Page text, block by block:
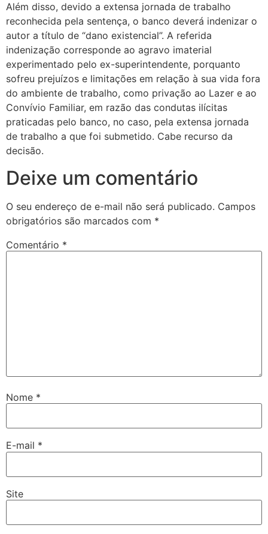
Além disso, devido a extensa jornada de trabalho
reconhecida pela sentença, o banco deverá indenizar o
autor a título de “dano existencial”. A referida
indenização corresponde ao agravo imaterial
experimentado pelo ex-superintendente, porquanto
sofreu prejuízos e limitações em relação à sua vida fora
do ambiente de trabalho, como privação ao Lazer e ao
Convívio Familiar, em razão das condutas ilícitas
praticadas pelo banco, no caso, pela extensa jornada
de trabalho a que foi submetido. Cabe recurso da
decisão.
Deixe um comentário
O seu endereço de e-mail não será publicado. Campos
obrigatórios são marcados com *
Comentário *
Nome *
E-mail *
Site